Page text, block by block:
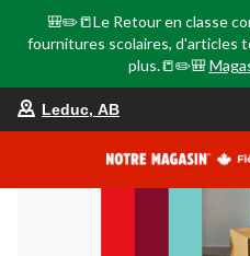
🎒✏️📒Le Retour en classe
fournitures scolaires, d'articles
plus.📒✏️🎒
Leduc, AB